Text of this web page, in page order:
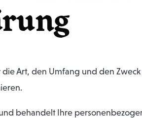
Art, den Umfang und den
behandelt Ihre